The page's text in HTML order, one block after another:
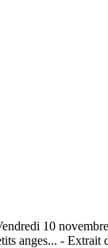
10
anges... -